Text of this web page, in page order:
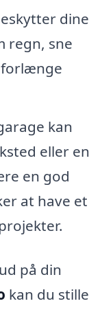
dine
regn, sne
forlænge
kan
eller en
en god
at have et
på din
kan du stille